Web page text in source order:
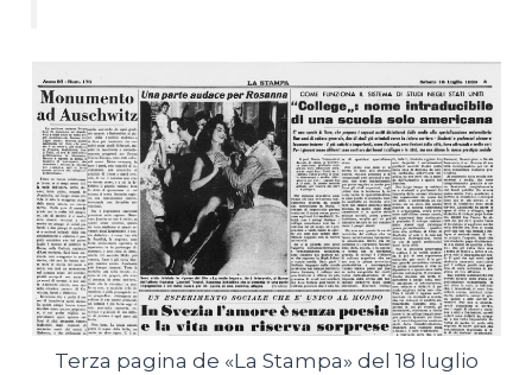
Terza pagina de «La Stampa» del 18 luglio